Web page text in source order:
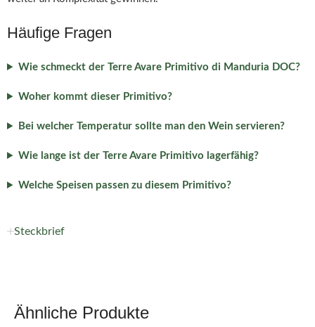
Häufige Fragen
Wie schmeckt der Terre Avare Primitivo di Manduria DOC?
Woher kommt dieser Primitivo?
Bei welcher Temperatur sollte man den Wein servieren?
Wie lange ist der Terre Avare Primitivo lagerfähig?
Welche Speisen passen zu diesem Primitivo?
Steckbrief
Ähnliche Produkte